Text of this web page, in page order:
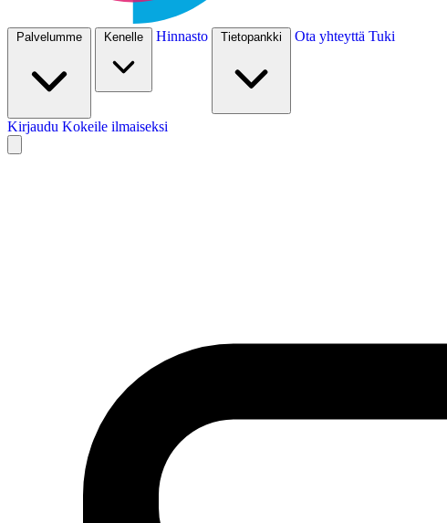
Palvelumme Kenelle Hinnasto Tietopankki Ota yhteyttä Tuki
Kirjaudu Kokeile ilmaiseksi